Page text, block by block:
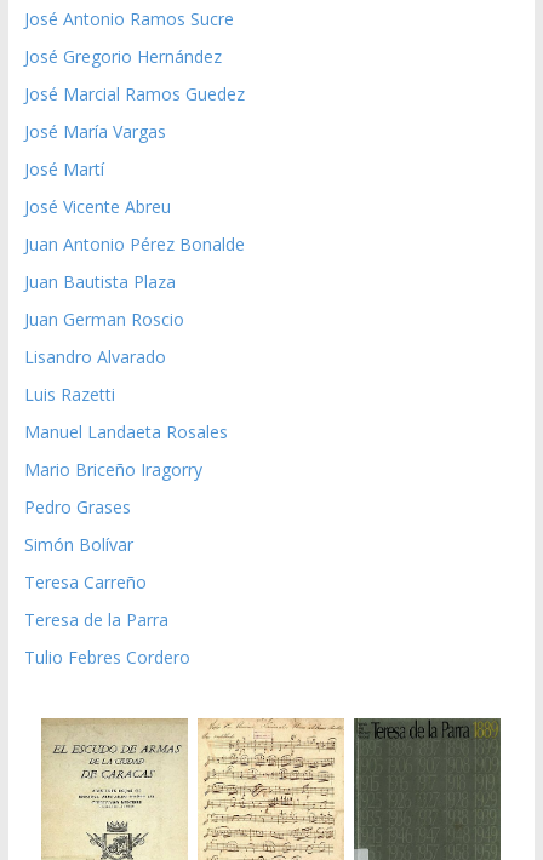
José Antonio Ramos Sucre
José Gregorio Hernández
José Marcial Ramos Guedez
José María Vargas
José Martí
José Vicente Abreu
Juan Antonio Pérez Bonalde
Juan Bautista Plaza
Juan German Roscio
Lisandro Alvarado
Luis Razetti
Manuel Landaeta Rosales
Mario Briceño Iragorry
Pedro Grases
Simón Bolívar
Teresa Carreño
Teresa de la Parra
Tulio Febres Cordero